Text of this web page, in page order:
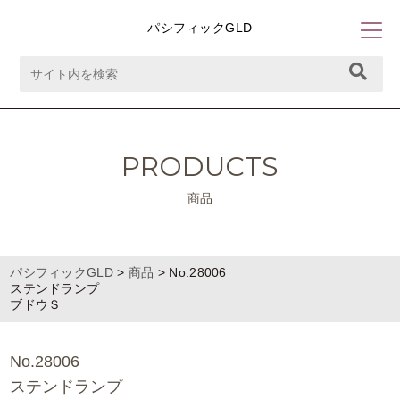
パシフィックGLD
PRODUCTS
商品
パシフィックGLD> 商品 > No.28006
ステンドランプ
ブドウＳ
No.28006
ステンドランプ